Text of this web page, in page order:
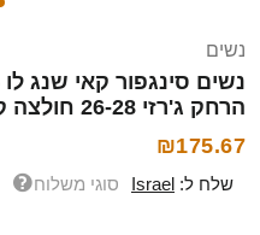
נשים
הרחק ג'רזי 26-28 חולצה קצרה
₪175.67
שלח ל: Israel סוגי משלוח